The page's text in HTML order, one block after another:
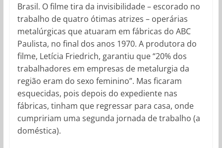
Brasil. O filme tira da invisibilidade – escorado no
trabalho de quatro ótimas atrizes – operárias
metalúrgicas que atuaram em fábricas do ABC
Paulista, no final dos anos 1970. A produtora do
filme, Letícia Friedrich, garantiu que “20% dos
trabalhadores em empresas de metalurgia da
região eram do sexo feminino”. Mas ficaram
esquecidas, pois depois do expediente nas
fábricas, tinham que regressar para casa, onde
cumpririam uma segunda jornada de trabalho (a
doméstica).